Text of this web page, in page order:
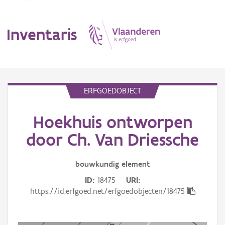
Inventaris
Erfgoedobject
Aanduidingsobject
ERFGOEDOBJECT
Hoekhuis ontworpen
door Ch. Van Driessche
bouwkundig element
ID 18475
URI
https://id.erfgoed.net/erfgoedobjecten/18475